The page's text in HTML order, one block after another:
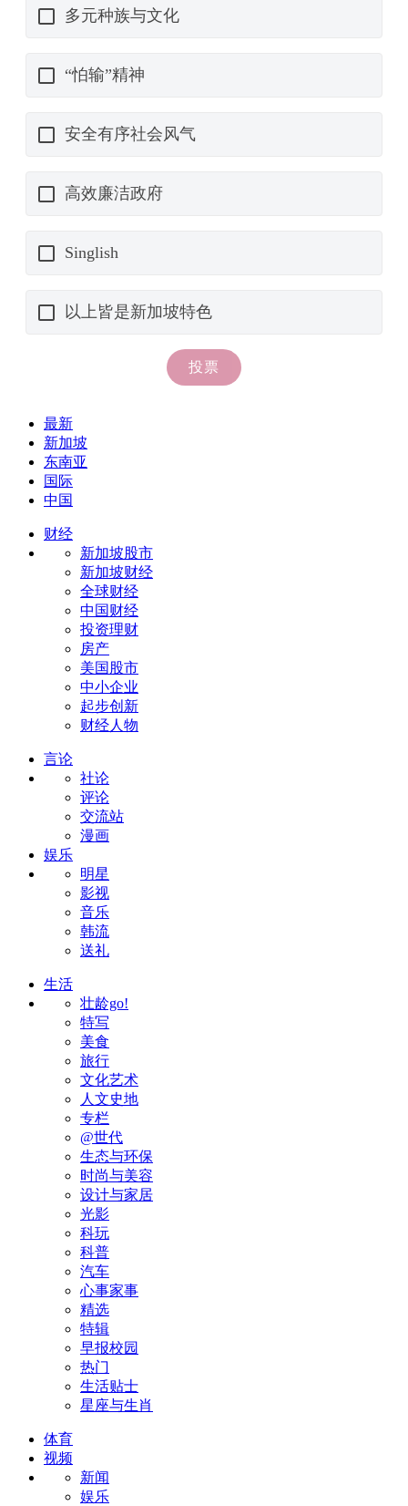
最新
新加坡
东南亚
国际
中国
财经
新加坡股市
新加坡财经
全球财经
中国财经
投资理财
房产
美国股市
中小企业
起步创新
财经人物
言论
社论
评论
交流站
漫画
娱乐
明星
影视
音乐
韩流
送礼
生活
壮龄go!
特写
美食
旅行
文化艺术
人文史地
专栏
@世代
生态与环保
时尚与美容
设计与家居
光影
科玩
科普
汽车
心事家事
精选
特辑
早报校园
热门
生活贴士
星座与生肖
体育
视频
新闻
娱乐